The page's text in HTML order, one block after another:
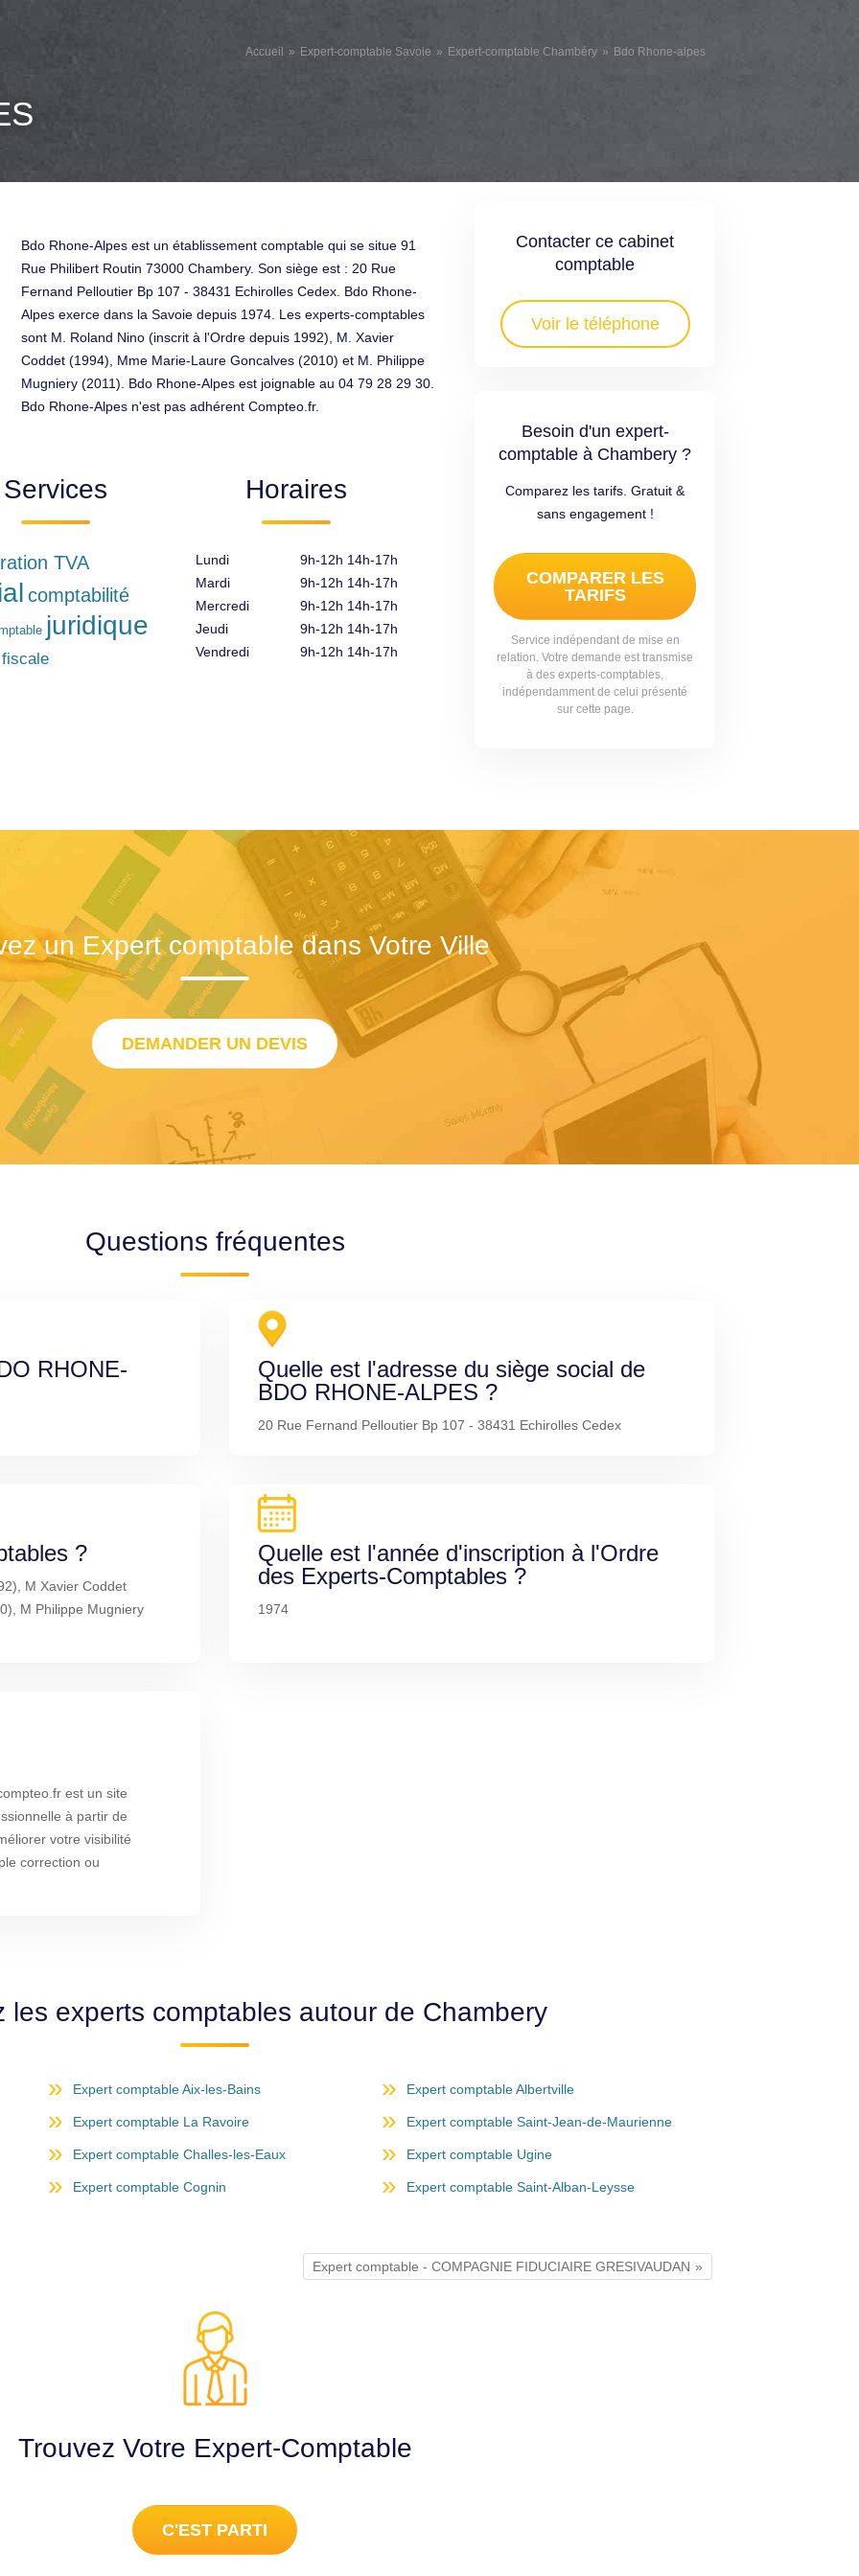
Accueil Expert-comptable Savoie Expert-comptable Chambéry Bdo Rhone-alpes
Contacter ce cabinet
comptable
Voir le téléphone
Besoin d'un expert-
comptable à Chambery ?
Comparez les tarifs. Gratuit &
sans engagement !
COMPARER LES
TARIFS
Service indépendant de mise en
relation. Votre demande est transmise
à des experts-comptables,
indépendamment de celui présenté
sur cette page.
Bdo Rhone-Alpes est un établissement comptable qui se situe 91
Rue Philibert Routin 73000 Chambery. Son siège est : 20 Rue
Fernand Pelloutier Bp 107 - 38431 Echirolles Cedex. Bdo Rhone-
Alpes exerce dans la Savoie depuis 1974. Les experts-comptables
sont M. Roland Nino (inscrit à l'Ordre depuis 1992), M. Xavier
Coddet (1994), Mme Marie-Laure Goncalves (2010) et M. Philippe
Mugniery (2011). Bdo Rhone-Alpes est joignable au 04 79 28 29 30.
Bdo Rhone-Alpes n'est pas adhérent Compteo.fr.
Services
TVA
comptabilité
juridique
Horaires
Lundi
Mardi
Mercredi
Jeudi
Vendredi
9h-12h 14h-17h
9h-12h 14h-17h
9h-12h 14h-17h
9h-12h 14h-17h
9h-12h 14h-17h
un Expert comptable dans Votre Ville
DEMANDER UN DEVIS
Questions fréquentes
RHONE-
Quelle est l'adresse du siège social de
BDO RHONE-ALPES ?
20 Rue Fernand Pelloutier Bp 107 - 38431 Echirolles Cedex
?
M Xavier Coddet
M Philippe Mugniery
Quelle est l'année d'inscription à l'Ordre
des Experts-Comptables ?
1974
est un site
à partir de
votre visibilité
correction ou
les experts comptables autour de Chambery
Expert comptable Aix-les-Bains Expert comptable Albertville
Expert comptable La Ravoire Expert comptable Saint-Jean-de-Maurienne
Expert comptable Challes-les-Eaux Expert comptable Ugine
Expert comptable Cognin Expert comptable Saint-Alban-Leysse
Expert comptable - COMPAGNIE FIDUCIAIRE GRESIVAUDAN
Trouvez Votre Expert-Comptable
C'EST PARTI